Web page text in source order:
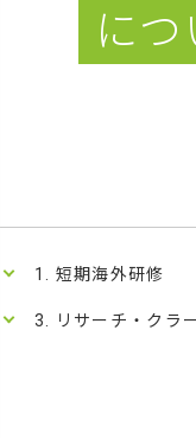
につ
1. 短期海外研修
3. リサーチ・クラ